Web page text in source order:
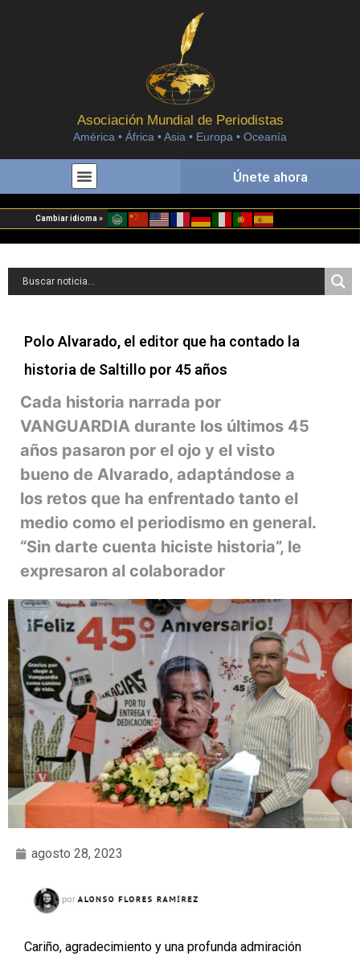
Asociación Mundial de Periodistas
América • África • Asia • Europa • Oceanía
Únete ahora
Cambiar idioma »
Polo Alvarado, el editor que ha contado la
historia de Saltillo por 45 años
Cada historia narrada por
VANGUARDIA durante los últimos 45
años pasaron por el ojo y el visto
bueno de Alvarado, adaptándose a
los retos que ha enfrentado tanto el
medio como el periodismo en general.
“Sin darte cuenta hiciste historia”, le
expresaron al colaborador
agosto 28, 2023
Cariño, agradecimiento y una profunda admiración